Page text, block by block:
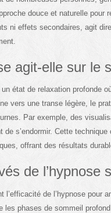
douce et naturelle pour
ni effets secondaires, agit
agit-elle sur le
état de relaxation profonde
vers une transe légère, le
Par exemple, des
de s’endormir. Cette
offrant des résultats
de l’hypnose
l’efficacité de l’hypnose pour
les phases de sommeil